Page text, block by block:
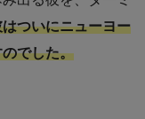
はついにニューヨー
でした。